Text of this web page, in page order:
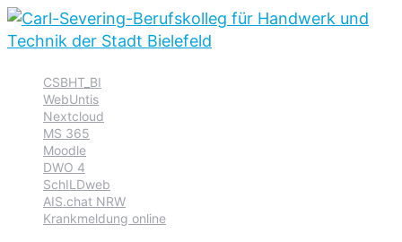
Hauptnavigation
springen
Inhalt
springen
Footer
springen
CSBHT_BI
WebUntis
Nextcloud
MS 365
Moodle
DWO 4
SchILDweb
AIS.chat NRW
Krankmeldung online